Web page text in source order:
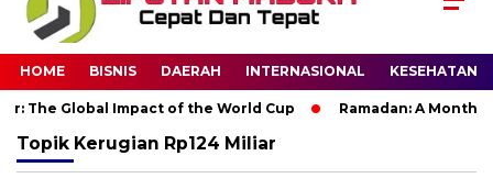
HOME BISNIS DAERAH INTERNASIONAL KESEHATAN
The Global Impact of the World Cup Ramadan: A Month
Topik Kerugian Rp124 Miliar